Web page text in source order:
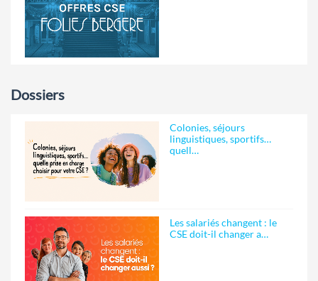
Dossiers
Colonies, séjours
linguistiques, sportifs…
quell…
Les salariés changent : le
CSE doit-il changer a…